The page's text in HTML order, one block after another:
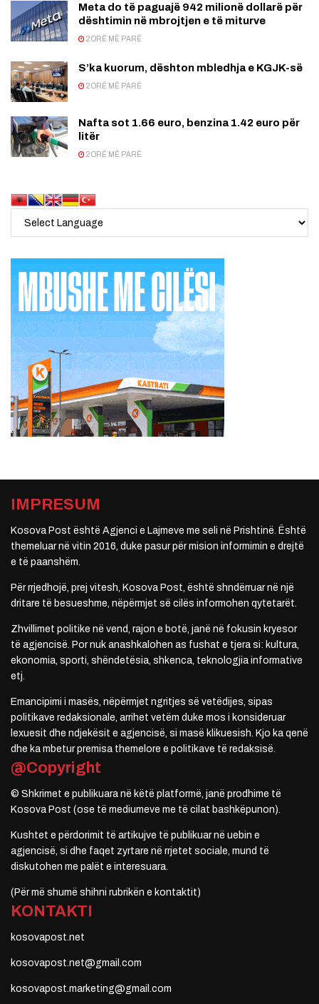
Meta do të paguajë 942 milionë dollarë për
dështimin në mbrojtjen e të miturve
2 ORË MË PARË
S’ka kuorum, dështon mbledhja e KGJK-së
2 ORË MË PARË
Nafta sot 1.66 euro, benzina 1.42 euro për
litër
2 ORË MË PARË
IMPRESUM
Kosova Post është Agjenci e Lajmeve me seli në Prishtinë. Është
themeluar në vitin 2016, duke pasur për mision informimin e drejtë
e të paanshëm.
Për rrjedhojë, prej vitesh, Kosova Post, është shndërruar në një
dritare të besueshme, nëpërmjet së cilës informohen qytetarët.
Zhvillimet politike në vend, rajon e botë, janë në fokusin kryesor
të agjencisë. Por nuk anashkalohen as fushat e tjera si: kultura,
ekonomia, sporti, shëndetësia, shkenca, teknologjia informative
etj.
Emancipimi i masës, nëpërmjet ngritjes së vetëdijes, sipas
politikave redaksionale, arrihet vetëm duke mos i konsideruar
lexuesit dhe ndjekësit e agjencisë, si masë klikuesish. Kjo ka qenë
dhe ka mbetur premisa themelore e politikave të redaksisë.
@Copyright
© Shkrimet e publikuara në këtë platformë, janë prodhime të
Kosova Post (ose të mediumeve me të cilat bashkëpunon).
Kushtet e përdorimit të artikujve të publikuar në uebin e
agjencisë, si dhe faqet zyrtare në rrjetet sociale, mund të
diskutohen me palët e interesuara.
(Për më shumë shihni rubrikën e kontaktit)
KONTAKTI
kosovapost.net
kosovapost.net@gmail.com
kosovapost.marketing@gmail.com